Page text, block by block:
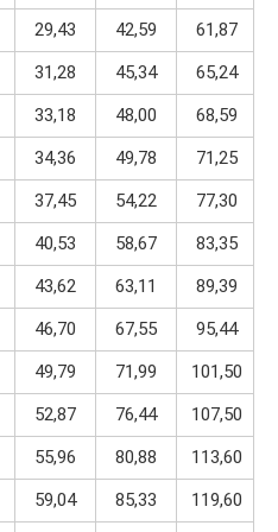
29,43 42,59 61,87
31,28 45,34 65,24
33,18 48,00 68,59
34,36 49,78 71,25
37,45 54,22 77,30
40,53 58,67 83,35
43,62 63,11 89,39
46,70 67,55 95,44
49,79 71,99 101,50
52,87 76,44 107,50
55,96 80,88 113,60
59,04 85,33 119,60